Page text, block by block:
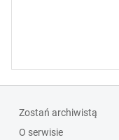
Zostań archiwistą
O serwisie